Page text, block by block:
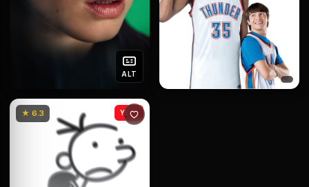
ALT
★ 6.3 YENİ